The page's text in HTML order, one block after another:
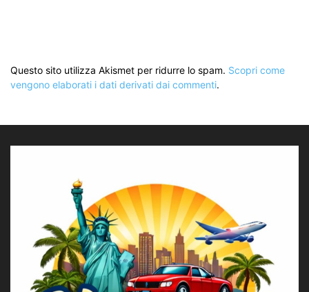
Questo sito utilizza Akismet per ridurre lo spam. Scopri come
vengono elaborati i dati derivati dai commenti.